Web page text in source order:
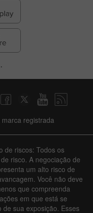
registrada
de riscos: Todos os
risco. A negociação de
um alto risco de
Você não deve
que compreenda
em que está se
sua exposição. Esses